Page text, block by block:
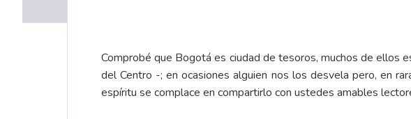
Comprobé que Bogotá es ciudad de tesoros, muchos de ellos
del Centro -; en ocasiones alguien nos los desvela pero, en
espíritu se complace en compartirlo con ustedes amables